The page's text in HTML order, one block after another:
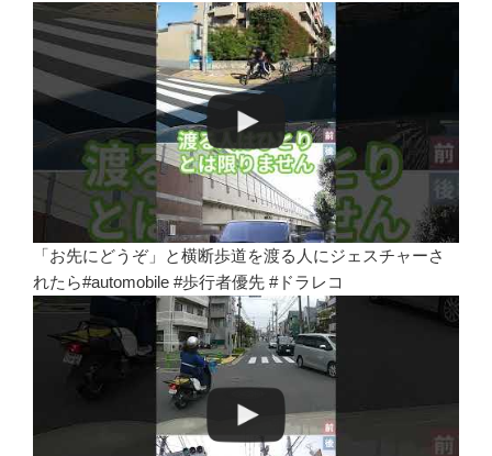
「お先にどうぞ」と横断歩道を渡る人にジェスチャーさ
れたら#automobile #歩行者優先 #ドラレコ